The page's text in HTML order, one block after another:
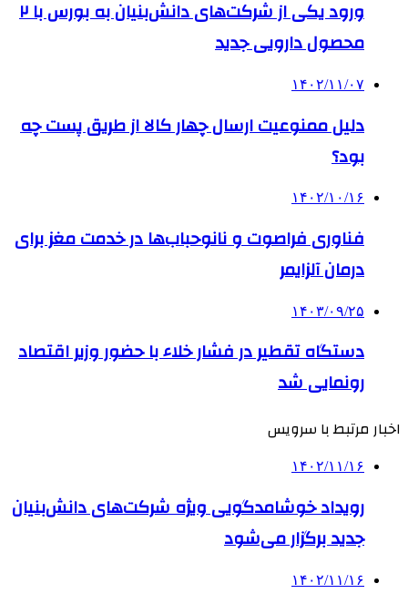
ورود یکی از شرکت‌های دانش‌بنیان به بورس با ۲
محصول دارویی جدید
۱۴۰۲/۱۱/۰۷
دلیل ممنوعیت ارسال چهار کالا از طریق پست چه
بود؟
۱۴۰۲/۱۰/۱۶
فناوری فراصوت و نانوحباب‌ها در خدمت مغز برای
درمان آلزایمر
۱۴۰۳/۰۹/۲۵
دستگاه تقطیر در فشار خلاء با حضور وزیر اقتصاد
رونمایی شد
اخبار مرتبط با سرویس
۱۴۰۲/۱۱/۱۶
رویداد خوشامدگویی ویژه شرکت‌های دانش‌بنیان
جدید برگزار می‌شود
۱۴۰۲/۱۱/۱۶